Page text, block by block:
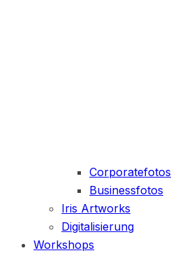
Corporatefotos
Businessfotos
Iris Artworks
Digitalisierung
Workshops